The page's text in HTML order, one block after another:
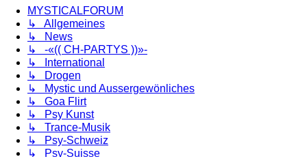
MYSTICALFORUM
↳ Allgemeines
↳ News
↳ -«(( CH-PARTYS ))»-
↳ International
↳ Drogen
↳ Mystic und Aussergewönliches
↳ Goa Flirt
↳ Psy Kunst
↳ Trance-Musik
↳ Psy-Schweiz
↳ Psy-Suisse